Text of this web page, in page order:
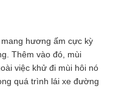
hương ấm cực kỳ
Thêm vào đó, mùi
việc khử đi mùi hôi nó
quá trình lái xe đường